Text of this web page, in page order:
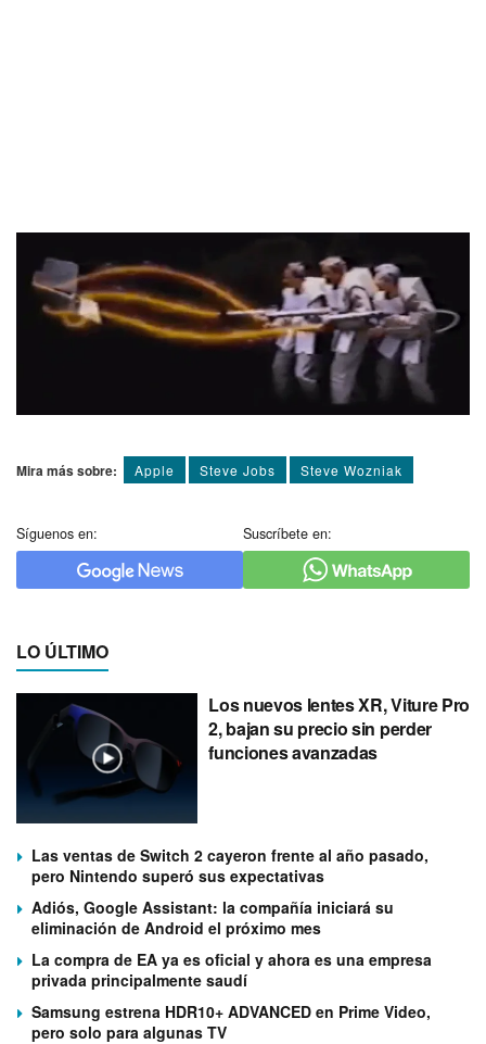
Mira más sobre: Apple Steve Jobs Steve Wozniak
Síguenos en: Suscríbete en:
LO ÚLTIMO
Los nuevos lentes XR, Viture Pro
2, bajan su precio sin perder
funciones avanzadas
Las ventas de Switch 2 cayeron frente al año pasado,
pero Nintendo superó sus expectativas
Adiós, Google Assistant: la compañía iniciará su
eliminación de Android el próximo mes
La compra de EA ya es oficial y ahora es una empresa
privada principalmente saudí
Samsung estrena HDR10+ ADVANCED en Prime Video,
pero solo para algunas TV